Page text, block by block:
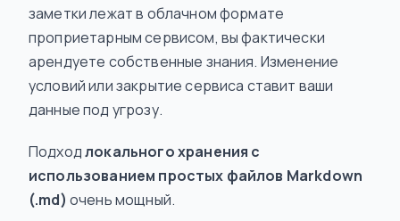
заметки лежат в облачном формате
проприетарным сервисом, вы фактически
арендуете собственные знания. Изменение
условий или закрытие сервиса ставит ваши
данные под угрозу.
Подходлокального хранения с
использованием простых файлов Markdown
(.md) очень мощный.